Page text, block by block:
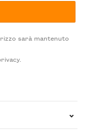
sarà mantenuto